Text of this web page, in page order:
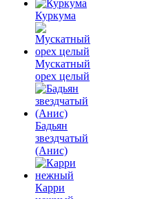
Куркума
Мускатный
орех целый
Бадьян
звездчатый
(Анис)
Карри